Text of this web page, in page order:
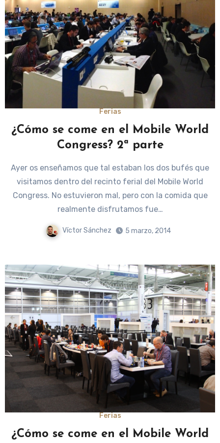
Ferias
¿Cómo se come en el Mobile World
Congress? 2ª parte
Ayer os enseñamos que tal estaban los dos bufés que
visitamos dentro del recinto ferial del Mobile World
Congress. No estuvieron mal, pero con la comida que
realmente disfrutamos fue…
Víctor Sánchez 5 marzo, 2014
Ferias
¿Cómo se come en el Mobile World